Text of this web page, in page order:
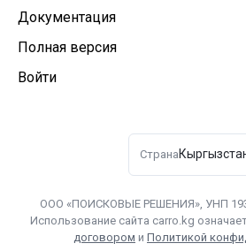
Документация
Полная версия
Войти
Страна
ООО «ПОИСКОВЫЕ РЕШЕНИЯ», УНП
Использование сайта carro.kg
договором и Политикой